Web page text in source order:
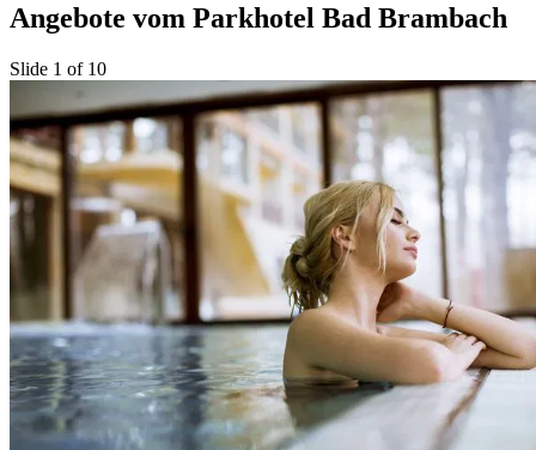
Angebote vom Parkhotel Bad Brambach
Slide 1 of 10